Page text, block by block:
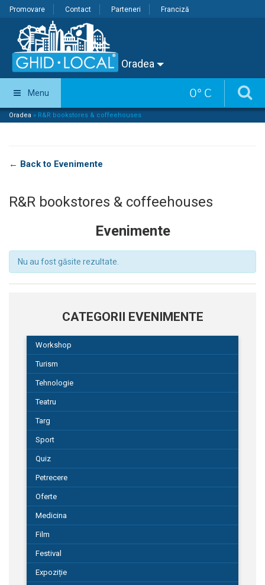
Promovare Contact Parteneri Franciză
Oradea
0° C
Menu
Oradea » R&R bookstores & coffeehouses
← Back to Evenimente
R&R bookstores & coffeehouses
Evenimente
Nu au fost găsite rezultate.
CATEGORII EVENIMENTE
Workshop
Turism
Tehnologie
Teatru
Targ
Sport
Quiz
Petrecere
Oferte
Medicina
Film
Festival
Expoziție